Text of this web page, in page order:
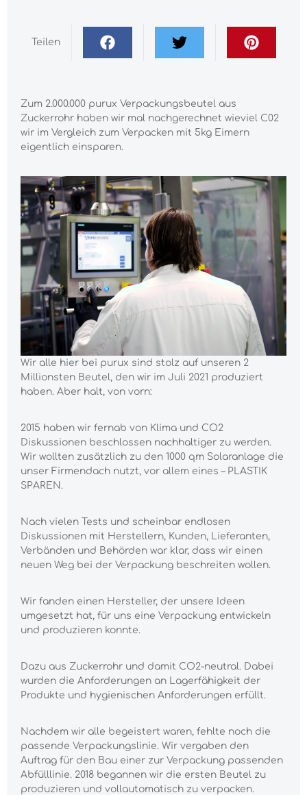
Teilen
Zum 2.000.000 purux Verpackungsbeutel aus
Zuckerrohr haben wir mal nachgerechnet wieviel C02
wir im Vergleich zum Verpacken mit 5kg Eimern
eigentlich einsparen.
Wir alle hier bei purux sind stolz auf unseren 2
Millionsten Beutel, den wir im Juli 2021 produziert
haben. Aber halt, von vorn:
2015 haben wir fernab von Klima und CO2
Diskussionen beschlossen nachhaltiger zu werden.
Wir wollten zusätzlich zu den 1000 qm Solaranlage die
unser Firmendach nutzt, vor allem eines – PLASTIK
SPAREN.
Nach vielen Tests und scheinbar endlosen
Diskussionen mit Herstellern, Kunden, Lieferanten,
Verbänden und Behörden war klar, dass wir einen
neuen Weg bei der Verpackung beschreiten wollen.
Wir fanden einen Hersteller, der unsere Ideen
umgesetzt hat, für uns eine Verpackung entwickeln
und produzieren konnte.
Dazu aus Zuckerrohr und damit CO2-neutral. Dabei
wurden die Anforderungen an Lagerfähigkeit der
Produkte und hygienischen Anforderungen erfüllt.
Nachdem wir alle begeistert waren, fehlte noch die
passende Verpackungslinie. Wir vergaben den
Auftrag für den Bau einer zur Verpackung passenden
Abfülllinie. 2018 begannen wir die ersten Beutel zu
produzieren und vollautomatisch zu verpacken.